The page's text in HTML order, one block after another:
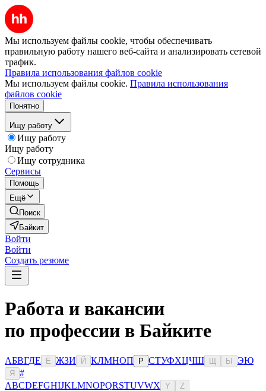
Мы используем файлы cookie, чтобы обеспечивать
правильную работу нашего веб-сайта и анализировать сетевой
трафик.
Правила использования файлов cookie
Мы используем файлы cookie. Правила использования
файлов cookie
Понятно
Ищу работу
Ищу работу
Ищу работу
Ищу сотрудника
Сервисы
Помощь
Ещё
Поиск
Байкит
Войти
Войти
Создать резюме
Работа и вакансии
по профессии в Байките
АБВГДЕ Ё ЖЗИ Й КЛМНОП Р СТУФХЦЧШ Ы ЭЮ
Я
#
ABCDEFGHIJKLMNOPQRSTUVWX Y Z